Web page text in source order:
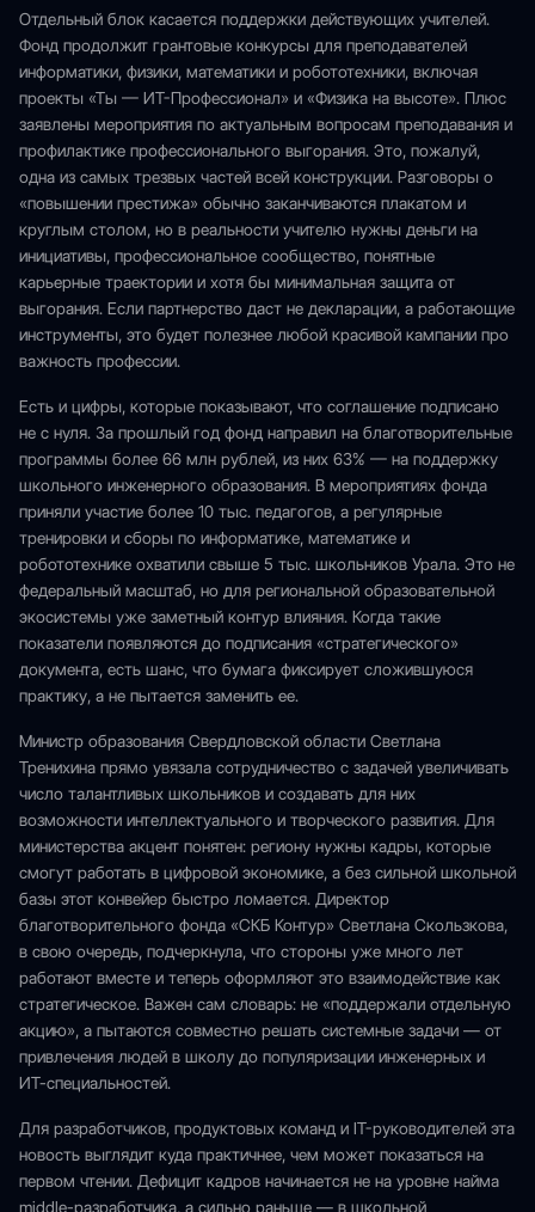
Отдельный блок касается поддержки действующих учителей.
Фонд продолжит грантовые конкурсы для преподавателей
информатики, физики, математики и робототехники, включая
проекты «Ты — ИТ-Профессионал» и «Физика на высоте». Плюс
заявлены мероприятия по актуальным вопросам преподавания и
профилактике профессионального выгорания. Это, пожалуй,
одна из самых трезвых частей всей конструкции. Разговоры о
«повышении престижа» обычно заканчиваются плакатом и
круглым столом, но в реальности учителю нужны деньги на
инициативы, профессиональное сообщество, понятные
карьерные траектории и хотя бы минимальная защита от
выгорания. Если партнерство даст не декларации, а работающие
инструменты, это будет полезнее любой красивой кампании про
важность профессии.
Есть и цифры, которые показывают, что соглашение подписано
не с нуля. За прошлый год фонд направил на благотворительные
программы более 66 млн рублей, из них 63% — на поддержку
школьного инженерного образования. В мероприятиях фонда
приняли участие более 10 тыс. педагогов, а регулярные
тренировки и сборы по информатике, математике и
робототехнике охватили свыше 5 тыс. школьников Урала. Это не
федеральный масштаб, но для региональной образовательной
экосистемы уже заметный контур влияния. Когда такие
показатели появляются до подписания «стратегического»
документа, есть шанс, что бумага фиксирует сложившуюся
практику, а не пытается заменить ее.
Министр образования Свердловской области Светлана
Тренихина прямо увязала сотрудничество с задачей увеличивать
число талантливых школьников и создавать для них
возможности интеллектуального и творческого развития. Для
министерства акцент понятен: региону нужны кадры, которые
смогут работать в цифровой экономике, а без сильной школьной
базы этот конвейер быстро ломается. Директор
благотворительного фонда «СКБ Контур» Светлана Скользкова,
в свою очередь, подчеркнула, что стороны уже много лет
работают вместе и теперь оформляют это взаимодействие как
стратегическое. Важен сам словарь: не «поддержали отдельную
акцию», а пытаются совместно решать системные задачи — от
привлечения людей в школу до популяризации инженерных и
ИТ-специальностей.
Для разработчиков, продуктовых команд и IT-руководителей эта
новость выглядит куда практичнее, чем может показаться на
первом чтении. Дефицит кадров начинается не на уровне найма
middle-разработчика, а сильно раньше — в школьной